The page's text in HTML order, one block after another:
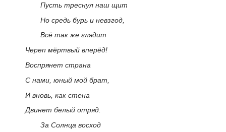
Пусть треснул наш щит
Но средь бурь и невзгод,
Всё так же глядит
Череп мёртвый вперёд!
Воспрянет страна
С нами, юный мой брат,
И вновь, как стена
Двинет белый отряд.
За Солнца восход